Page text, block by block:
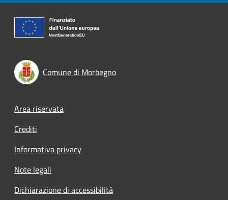
Comune di Morbegno
Footer menu
Area riservata
Crediti
Informativa privacy
Note legali
Dichiarazione di accessibilità